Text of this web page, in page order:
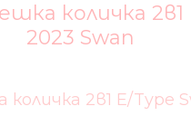
количка 2в1
2023 Swan
2в1 E/Type